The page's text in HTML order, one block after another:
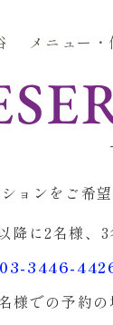
メニュー・
ョンをご希
降に2名様、
03-3446-
様での予約